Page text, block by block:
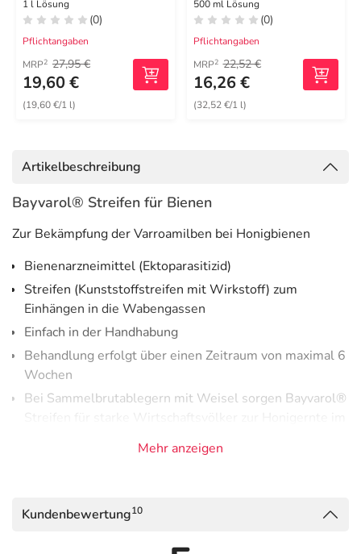
Lösung für Bienensto
1 l Lösung
(0)
Pflichtangaben
MRP2 27,95 €
19,60 €
(19,60 €/1 l)
H.Lösung für Bienen
500 ml Lösung
(0)
Pflichtangaben
MRP2 22,52 €
16,26 €
(32,52 €/1 l)
Artikelbeschreibung
Bayvarol® Streifen für Bienen
Zur Bekämpfung der Varroamilben bei Honigbienen
Bienenarzneimittel (Ektoparasitizid)
Streifen (Kunststoffstreifen mit Wirkstoff) zum
Einhängen in die Wabengassen
Einfach in der Handhabung
Behandlung erfolgt über einen Zeitraum von maximal 6
Wochen
Bei Sammelbrutablegern mit Weisel sorgen Bayvarol®
Direkt nach der Tracht und der Honigernte schützt eine
Spätsommer und sorgt für gesunde Winterbienen
Mehr anzeigen
Kundenbewertung10